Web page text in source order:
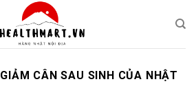
GIẢM CÂN SAU SINH CỦA NHẬT